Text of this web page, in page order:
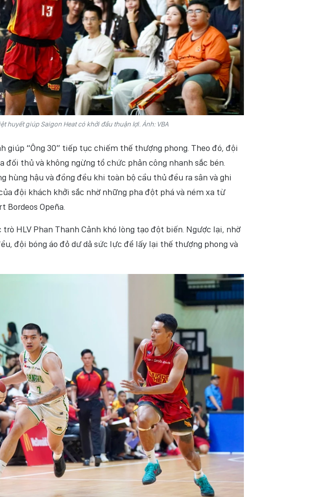
huyết giúp Saigon Heat có khởi đầu thuận lợi. Ảnh: VBA
giúp “Ông 30” tiếp tục chiếm thế thượng phong. Theo đó, đội
đối thủ và không ngừng tổ chức phản công nhanh sắc bén.
hùng hậu và đồng đều khi toàn bộ cầu thủ đều ra sân và ghi
đội khách khởi sắc nhờ những pha đột phá và ném xa từ
Bordeos Opeña.
HLV Phan Thanh Cảnh khó lòng tạo đột biến. Ngược lại, nhờ
đội bóng áo đỏ dư dả sức lực để lấy lại thế thượng phong và